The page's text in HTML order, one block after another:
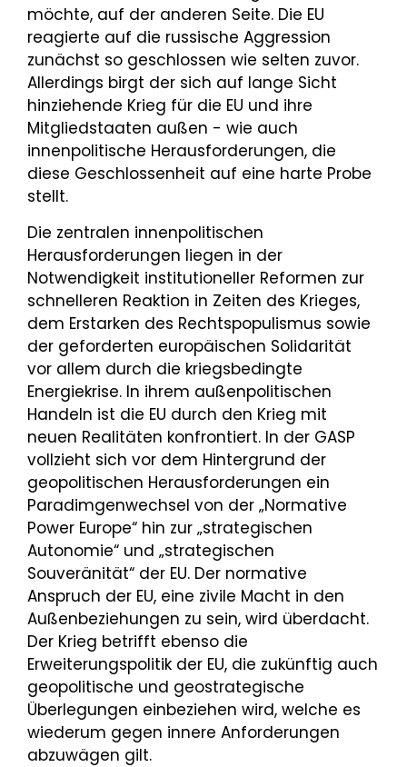
möchte, auf der anderen Seite. Die EU
reagierte auf die russische Aggression
zunächst so geschlossen wie selten zuvor.
Allerdings birgt der sich auf lange Sicht
hinziehende Krieg für die EU und ihre
Mitgliedstaaten außen - wie auch
innenpolitische Herausforderungen, die
diese Geschlossenheit auf eine harte Probe
stellt.
Die zentralen innenpolitischen
Herausforderungen liegen in der
Notwendigkeit institutioneller Reformen zur
schnelleren Reaktion in Zeiten des Krieges,
dem Erstarken des Rechtspopulismus sowie
der geforderten europäischen Solidarität
vor allem durch die kriegsbedingte
Energiekrise. In ihrem außenpolitischen
Handeln ist die EU durch den Krieg mit
neuen Realitäten konfrontiert. In der GASP
vollzieht sich vor dem Hintergrund der
geopolitischen Herausforderungen ein
Paradimgenwechsel von der „Normative
Power Europe“ hin zur „strategischen
Autonomie“ und „strategischen
Souveränität“ der EU. Der normative
Anspruch der EU, eine zivile Macht in den
Außenbeziehungen zu sein, wird überdacht.
Der Krieg betrifft ebenso die
Erweiterungspolitik der EU, die zukünftig auch
geopolitische und geostrategische
Überlegungen einbeziehen wird, welche es
wiederum gegen innere Anforderungen
abzuwägen gilt.